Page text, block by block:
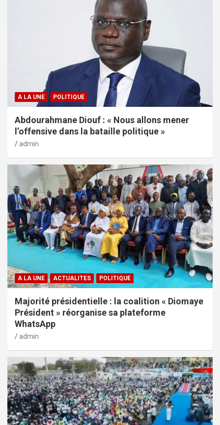
A LA UNE POLITIQUE
Abdourahmane Diouf : « Nous allons mener
l’offensive dans la bataille politique »
admin
A LA UNE ACTUALITES POLITIQUE
Majorité présidentielle : la coalition « Diomaye
Président » réorganise sa plateforme
WhatsApp
admin